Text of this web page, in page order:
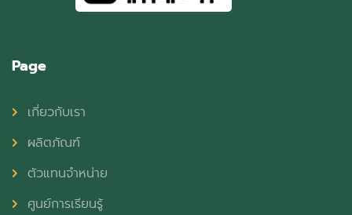
Page
เกี่ยวกับเรา
ผลิตภัณฑ์
ตัวแทนจำหน่าย
ศูนย์การเรียนรู้